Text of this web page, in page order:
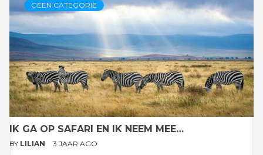
GEEN CATEGORIE
IK GA OP SAFARI EN IK NEEM MEE…
BY LILIAN 3 JAAR AGO